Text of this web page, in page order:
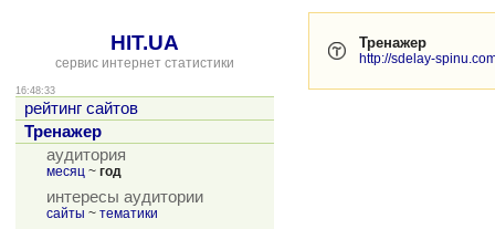
HIT.UA
сервис интернет статистики
16:48:33
рейтинг сайтов
Тренажер
аудитория
месяц ~ год
интересы аудитории
сайты ~ тематики
Тренажер
http://sdelay-